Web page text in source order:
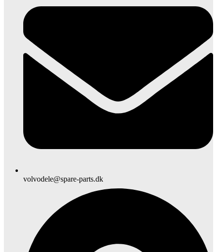
volvodele@spare-parts.dk